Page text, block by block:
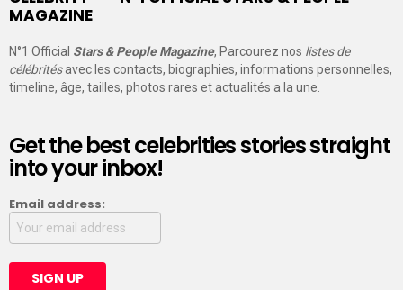
MAGAZINE
N°1 Official Stars & People Magazine, Parcourez nos listes de
célébritésavec les contacts, biographies, informations personnelles,
timeline, âge, tailles, photos rares et actualités a la une.
Get the best celebrities stories straight
into your inbox!
Email address: